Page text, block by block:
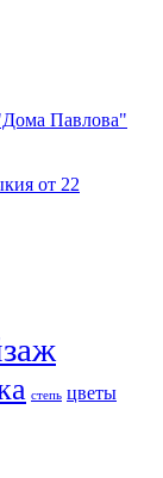
Павлова"
от 22
степь цветы